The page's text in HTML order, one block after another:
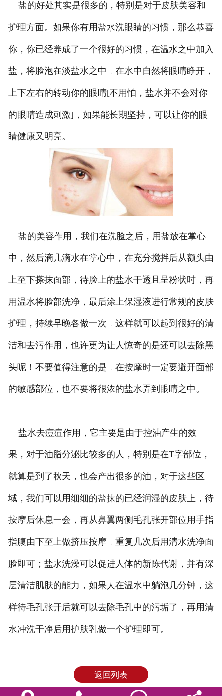
盐的好处其实是很多的，特别是对于皮肤美容和
护理方面。如果你有用盐水洗眼睛的习惯，那么恭喜
你，你已经养成了一个很好的习惯，在温水之中加入
盐，将脸泡在淡盐水之中，在水中自然将眼睛睁开，
上下左右的转动你的眼睛[不用怕，盐水并不会对你
的眼睛造成刺激]，如果能长期坚持，可以让你的眼
睛健康又明亮。
盐的美容作用，我们在洗脸之后，用盐放在掌心
中，然后滴几滴水在掌心中，在充分搅拌后从额头由
上至下搽抹面部，待脸上的盐水干透且呈粉状时，再
用温水将脸部洗净，最后涂上保湿液进行常规的皮肤
护理，持续早晚各做一次，这样就可以起到很好的清
洁和去污作用，也许更为让人惊奇的是还可以去除黑
头呢！不要值得注意的是，在按摩时一定要避开面部
的敏感部位，也不要将很浓的盐水弄到眼睛之中。
盐水去痘痘作用，它主要是由于控油产生的效
果，对于油脂分泌比较多的人，特别是在T字部位，
就算是到了秋天，也会产出很多的油，对于这些区
域，我们可以用细细的盐抹的已经润湿的皮肤上，待
按摩后休息一会，再从鼻翼两侧毛孔张开部位用手指
指腹由下至上做挤压按摩，重复几次后用清水洗净面
脸即可；盐水洗澡可以促进人体的新陈代谢，并有深
层清洁肌肤的能力，如果人在温水中躺泡几分钟，这
样待毛孔张开后就可以去除毛孔中的污垢了，再用清
水冲洗干净后用护肤乳做一个护理即可。
返回列表